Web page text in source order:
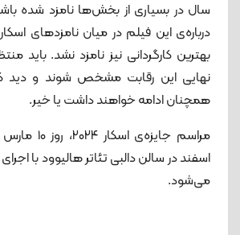
سال در بسیاری از بخش‌ها نامزد شده
درباره‌ی این فیلم در میان نامزدهای
بهترین کارگردانی نیز نامزد نشد. باید
نهایی این رقابت مشخص شوند و دید
همچنان ادامه خواهند داشت یا خیر.
اسفند در سالن دالبی تئاتر هالیوود با
می‌شود.